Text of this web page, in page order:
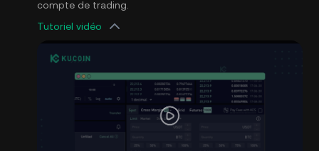
compte de trading.
Tutoriel vidéo